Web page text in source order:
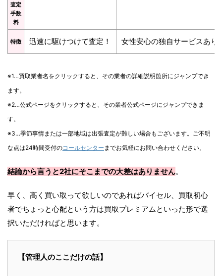
査定
手数
料
特徴 迅速に駆けつけて査定！ 女性安心の独自サービスあり
※1…買取業者名をクリックすると、その業者の詳細説明箇所にジャンプでき
ます。
※2…公式ページをクリックすると、その業者公式ページにジャンプできま
す。
※3…季節事情または一部地域は出張査定が難しい場合もございます。ご不明
な点は24時間受付のコールセンター までお気軽にお問い合わせください。
結論から言うと2社にそこまでの大差はありません。
早く、高く買い取って欲しいのであればバイセル、買取初心
者でちょっと心配という方は買取プレミアムといった形で選
択いただければと思います。
【管理人のここだけの話】